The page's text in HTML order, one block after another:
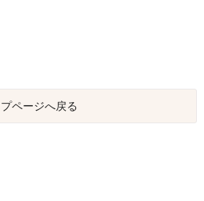
プページへ戻る